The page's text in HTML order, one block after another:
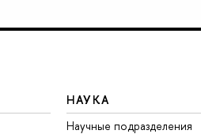
НАУКА
Научные подразделения